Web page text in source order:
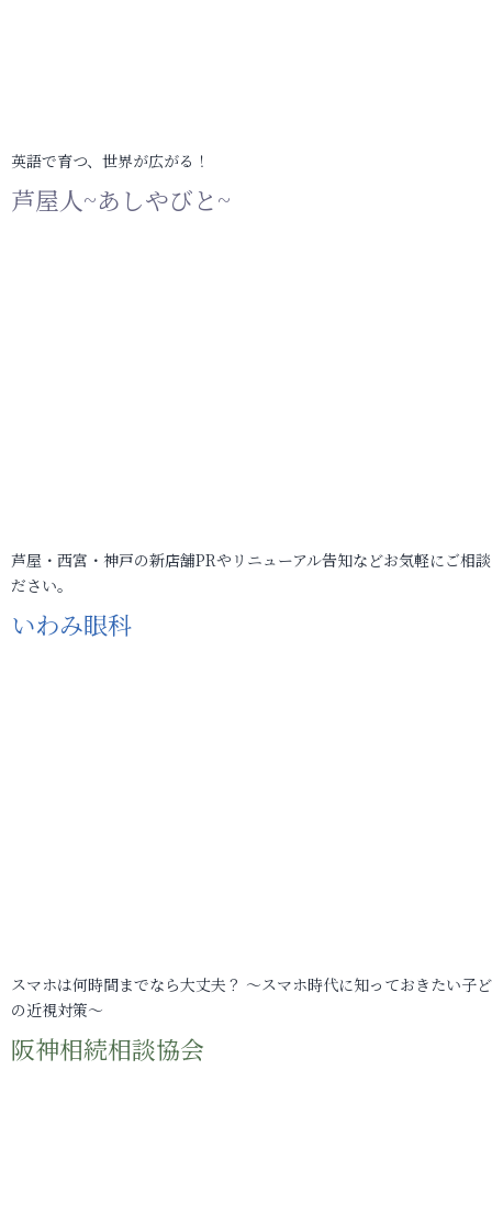
英語で育つ、世界が広がる！
芦屋人~あしやびと~
芦屋・西宮・神戸の新店舗PRやリニューアル告知などお気軽にご相
ださい。
いわみ眼科
スマホは何時間までなら大丈夫？ ～スマホ時代に知っておきたい子
の近視対策～
阪神相続相談協会